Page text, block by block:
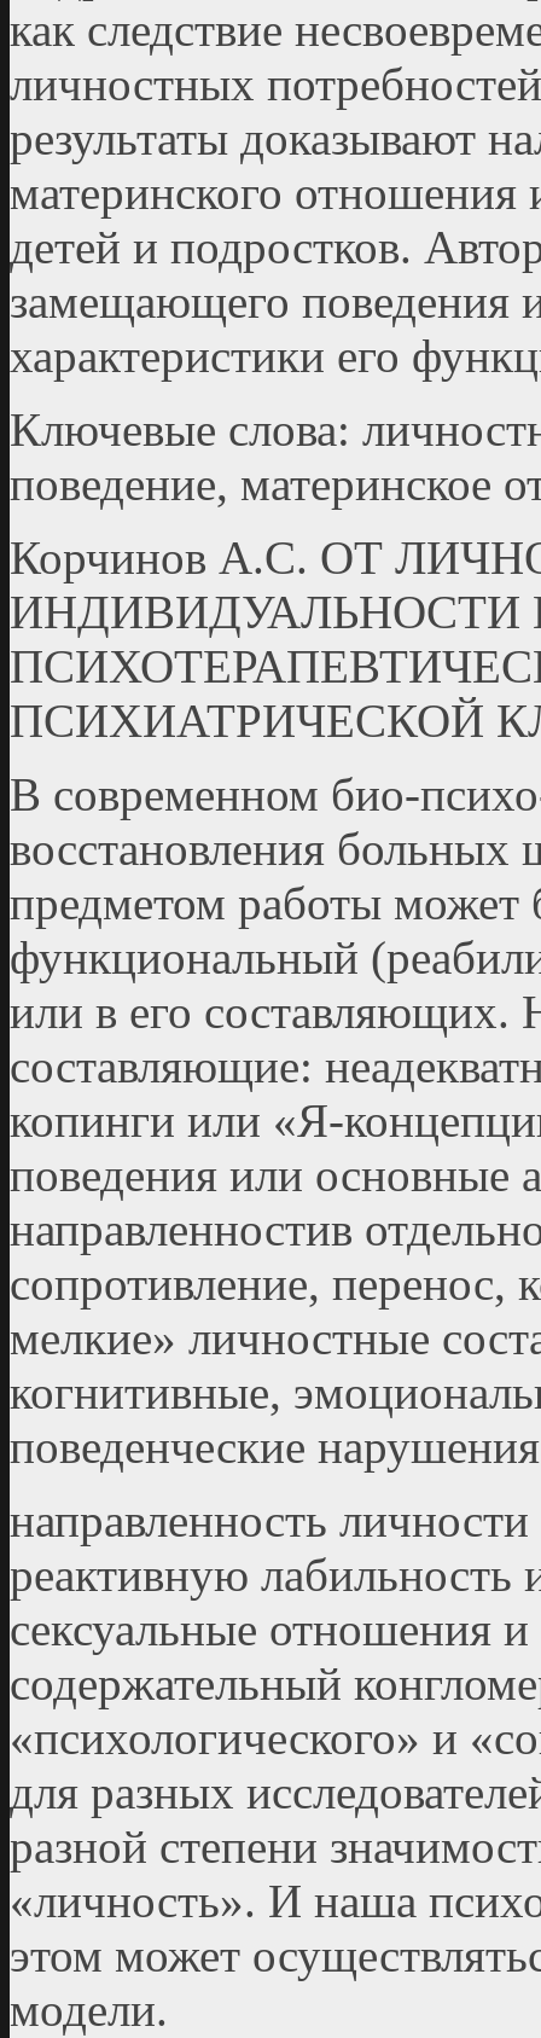
как следствие
личностных
результаты доказывают
материнского
детей и подростков.
замещающего поведения
характеристики его
Ключевые слова:
поведение, материнское
Корчинов А.С. ОТ
ИНДИВИДУАЛЬНОСТИ
ПСИХИАТРИЧЕСКОЙ
В современном био-
восстановления больных
предметом работы может
функциональный
или в его составляющих.
составляющие:
копинги или «Я-
поведения или основные
направленностив
сопротивление, перенос,
мелкие» личностные
когнитивные,
поведенческие
направленность
реактивную
сексуальные отношения
содержательный
«психологического» и
для разных
разной степени
«личность». И наша
этом может
модели.